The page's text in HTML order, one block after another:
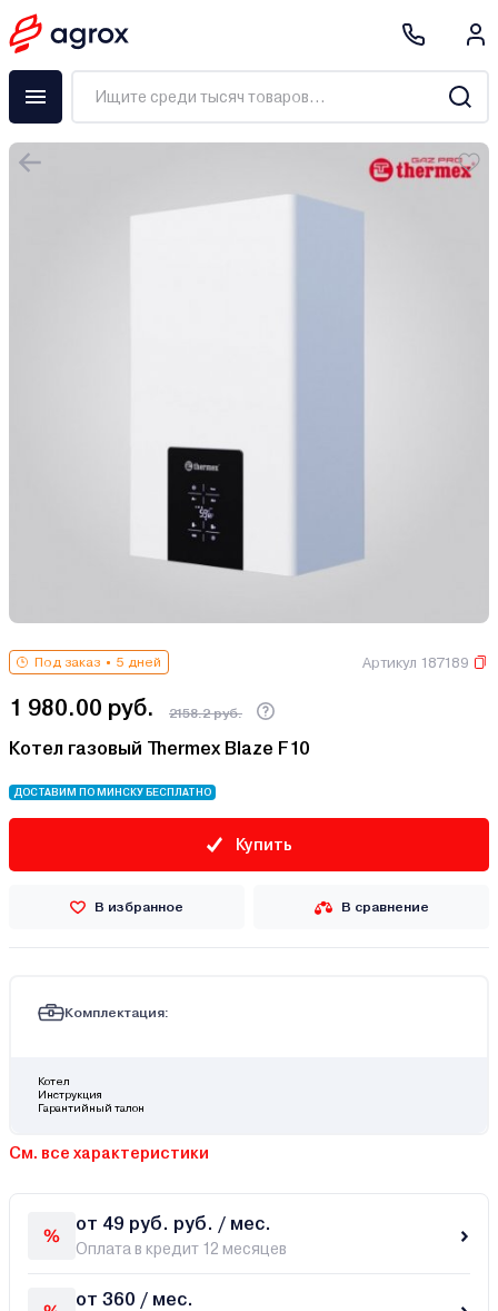
Под заказ 5 дней Артикул 187189
1 980.00 руб. 2158.2 руб.
Котел газовый Thermex Blaze F10
ДОСТАВИМ ПО МИНСКУ БЕСПЛАТНО
Купить
В избранное В сравнение
Комплектация:
Котел
Инструкция
Гарантийный талон
См. все характеристики
от 49 руб. руб. / мес.
Оплата в кредит 12 месяцев
от 360 / мес.